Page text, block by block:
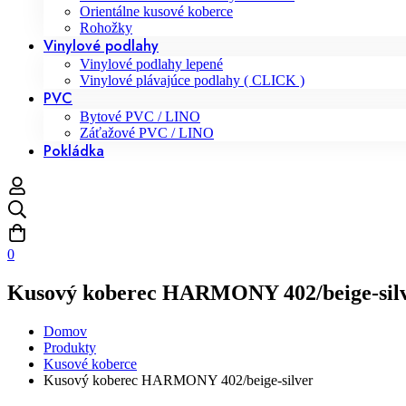
Orientálne kusové koberce
Rohožky
Vinylové podlahy
Vinylové podlahy lepené
Vinylové plávajúce podlahy ( CLICK )
PVC
Bytové PVC / LINO
Záťažové PVC / LINO
Pokládka
0
Kusový koberec HARMONY 402/beige-
Domov
Produkty
Kusové koberce
Kusový koberec HARMONY 402/beige-silver